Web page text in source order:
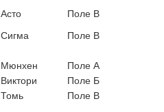
Асто
Поле В
Сигма
Поле В
Мюнхен
Поле А
Виктори
Поле Б
Томь
Поле В